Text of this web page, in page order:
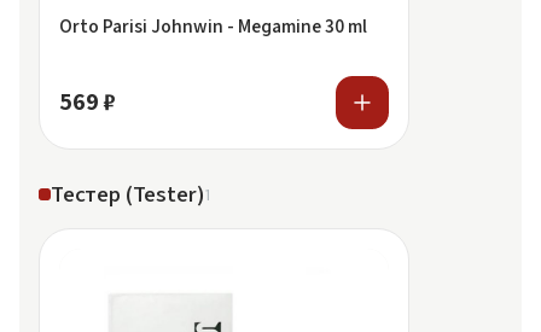
Orto Parisi Johnwin - Megamine 30 ml
569 ₽
Тестер (Tester)1